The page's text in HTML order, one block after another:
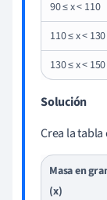
90 ≤ x < 110
110 ≤ x < 130
130 ≤ x < 150
Solución
Crea la
Masa en
(x)